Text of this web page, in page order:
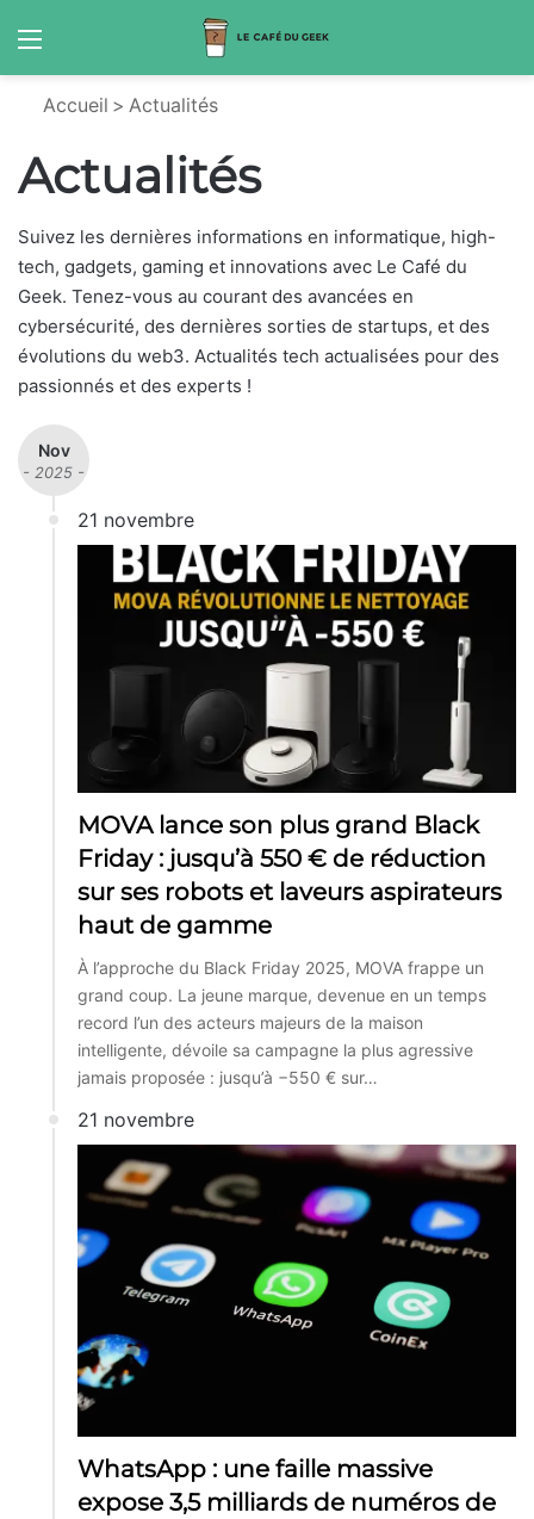
Accueil > Actualités
Actualités
Suivez les dernières informations en informatique, high-
tech, gadgets, gaming et innovations avec Le Café du
Geek. Tenez-vous au courant des avancées en
cybersécurité, des dernières sorties de startups, et des
évolutions du web3. Actualités tech actualisées pour des
passionnés et des experts !
Nov
- 2025 -
21 novembre
MOVA lance son plus grand Black
Friday : jusqu’à 550 € de réduction
sur ses robots et laveurs aspirateurs
haut de gamme
À l’approche du Black Friday 2025, MOVA frappe un
grand coup. La jeune marque, devenue en un temps
record l’un des acteurs majeurs de la maison
intelligente, dévoile sa campagne la plus agressive
jamais proposée : jusqu’à −550 € sur…
21 novembre
WhatsApp : une faille massive
expose 3,5 milliards de numéros de